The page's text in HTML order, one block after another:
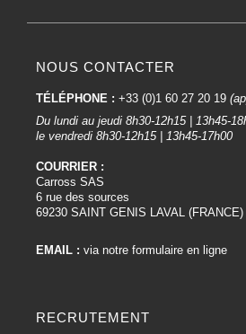
NOUS CONTACTER
TÉLÉPHONE : +33 (0)1 60 27 20 19
Du lundi au jeudi 8h30-12h15 | 13h45-
le vendredi 8h30-12h15 | 13h45-17h00
COURRIER :
Carross SAS
6 rue des sources
69230 SAINT GENIS LAVAL (FRANCE)
EMAIL : via notre formulaire en ligne
RECRUTEMENT